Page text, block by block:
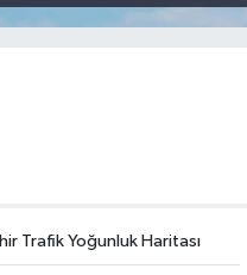
Trafik Yoğunluk Haritası